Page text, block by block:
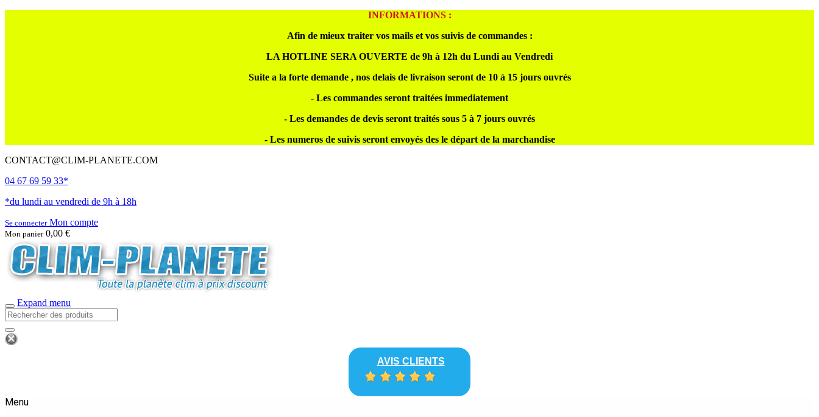
INFORMATIONS :
Afin de mieux traiter vos mails et vos suivis de commandes :
LA HOTLINE SERA OUVERTE de 9h à 12h du Lundi au Vendredi
Suite a la forte demande , nos delais de livraison seront de 10 à 15 jours ouvrés
- Les commandes seront traitées immediatement
- Les demandes de devis seront traités sous 5 à 7 jours ouvrés
- Les numeros de suivis seront envoyés des le départ de la marchandise
CONTACT@CLIM-PLANETE.COM
04 67 69 59 33*
*du lundi au vendredi de 9h à 18h
Se connecterMon compte
Mon panier 0,00 €
Expand menu
AVIS CLIENTS
Menu